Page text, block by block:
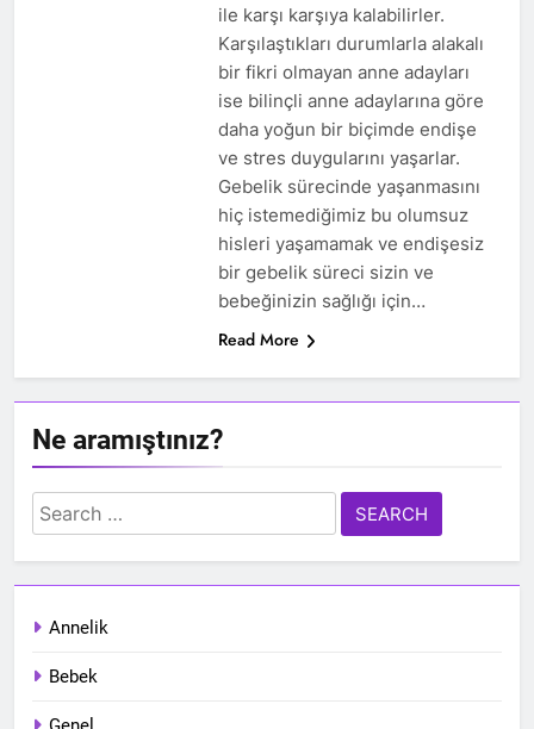
ile karşı karşıya kalabilirler.
Karşılaştıkları durumlarla alakalı
bir fikri olmayan anne adayları
ise bilinçli anne adaylarına göre
daha yoğun bir biçimde endişe
ve stres duygularını yaşarlar.
Gebelik sürecinde yaşanmasını
hiç istemediğimiz bu olumsuz
hisleri yaşamamak ve endişesiz
bir gebelik süreci sizin ve
bebeğinizin sağlığı için…
Read More
Ne aramıştınız?
Search
for:
Annelik
Bebek